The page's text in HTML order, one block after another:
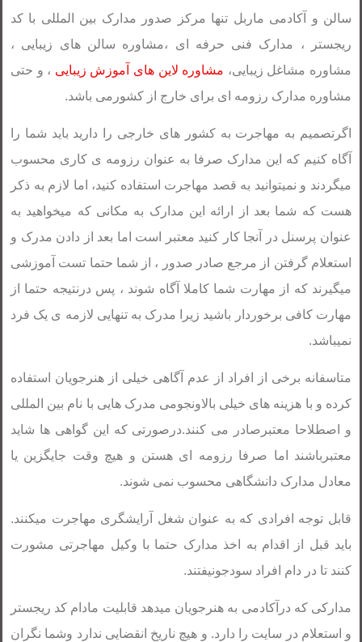
سالن و آکادمی ماربل تنها مرکز صدور مدارک بین المللی با کد
ریجستر ، مدارک فنی حرفه ای ،مشاوره سالن های زیبایی ،
مشاوره مشاغل زیبایی، مشاوره لاین های آموزش زیبایی ، و حتی
مشاوره مدارک رزومه ای برای خارج از کشورمی باشد.
اگرتصمیم به مهاجرت به کشور های خارجی را دارید باید شما را
آگاه کنیم که این مدارک صرفا به عنوان رزومه ی کاری محسوب
میگردند و نمیتوانید به قصد مهاجرت استفاده کنید، اما لازم به ذکر
هست که شما بعد از ارائه این مدارک به مکانی که میخواهید به
عنوان پرسنل در آنجا کار کنید معتبر است اما بعد از دادن مدرک و
استعلام گرفتن از مرجع صادر صدور ، از شما حتما تست آموزشی
میگیرند که از مهارت شما کاملا آگاه شوند ، پس درنتیجه حتما از
مهارت کافی برخوردار باشید زیرا مدرک به تنهایی لازمه ی یک فرد
نمیباشد.
متاسفانه برخی از افراد از عدم آگاهی خیلی از هنرجویان استفاده
کرده و با هزینه های خیلی بالاونجومی مدرک هایی با نام بین المللی
و اصطلاحا معتبرصادر می کنند.درصورتی که این گواهی ها شاید
معتبرباشند اما صرفا رزومه ای هستن و هیچ وقت جایگزین یا
معادل مدارک دانشگاهی محسوب نمی شوند.
قابل توجه افرادی که به عنوان شغل آرایشگری مهاجرت میکنند.
باید قبل از اقدام به اخذ مدارک حتما با وکیل مهاجرتی مشورت
کنند تا در دام افراد سودجونیفتند.
مدارکی که درآکادمی به هنرجویان میدهد قابلیت مادام کد ریجستر
و استعلام در سایت را دارد. و هیچ ناریخ انقضایی ندارد وشما نگران